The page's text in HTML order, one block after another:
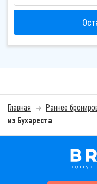
Главная Раннее
из Бухареста